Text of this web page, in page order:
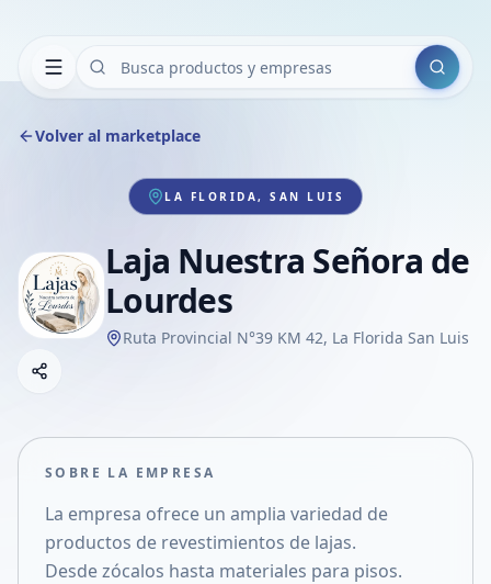
Buscar
Volver al marketplace
LA FLORIDA, SAN LUIS
Laja Nuestra Señora de
Lourdes
Ruta Provincial N°39 KM 42, La Florida San Luis
Compartir empresa
Compartir en X
SOBRE LA EMPRESA
La empresa ofrece un amplia variedad de
productos de revestimientos de lajas.
Desde zócalos hasta materiales para pisos.